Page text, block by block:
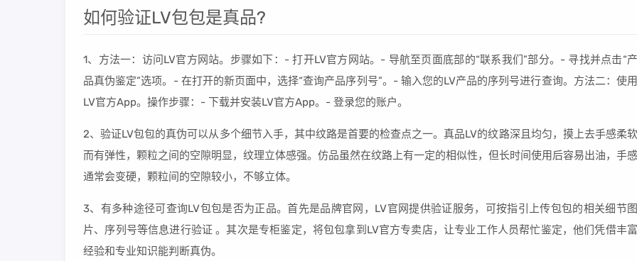
如何验证LV包包是真品?
1、方法一：访问LV官方网站。步骤如下：- 打开LV官方网站。- 导航至页面底部的“联系我们”部分。- 寻找并点击“产
品真伪鉴定”选项。- 在打开的新页面中，选择“查询产品序列号”。- 输入您的LV产品的序列号进行查询。方法二：使用
LV官方App。操作步骤：- 下载并安装LV官方App。- 登录您的账户。
2、验证LV包包的真伪可以从多个细节入手，其中纹路是首要的检查点之一。真品LV的纹路深且均匀，摸上去手感柔软
而有弹性，颗粒之间的空隙明显，纹理立体感强。仿品虽然在纹路上有一定的相似性，但长时间使用后容易出油，手感
通常会变硬，颗粒间的空隙较小，不够立体。
3、有多种途径可查询LV包包是否为正品。首先是品牌官网，LV官网提供验证服务，可按指引上传包包的相关细节图
片、序列号等信息进行验证 。其次是专柜鉴定，将包包拿到LV官方专卖店，让专业工作人员帮忙鉴定，他们凭借丰富
经验和专业知识能判断真伪。